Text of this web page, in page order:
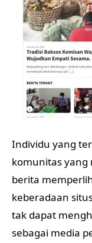
Individu yang
komunitas yang
berita
keberadaan
tak dapat
sebagai media